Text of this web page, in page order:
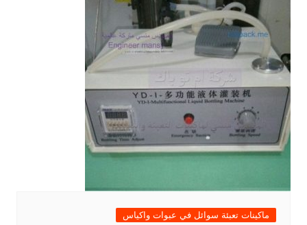
ماكينات تعبئة سوائل في عبوات واكياس